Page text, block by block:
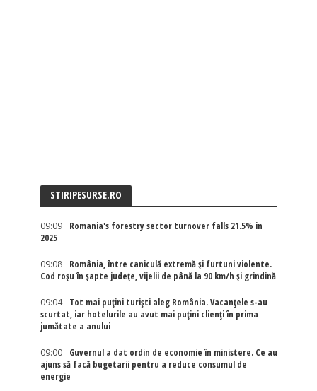
STIRIPESURSE.RO
09:09
Romania's forestry sector turnover falls 21.5% in
2025
09:08
România, între caniculă extremă și furtuni violente.
Cod roșu în șapte județe, vijelii de până la 90 km/h și grindină
09:04
Tot mai puțini turiști aleg România. Vacanțele s-au
scurtat, iar hotelurile au avut mai puțini clienți în prima
jumătate a anului
09:00
Guvernul a dat ordin de economie în ministere. Ce au
ajuns să facă bugetarii pentru a reduce consumul de
energie